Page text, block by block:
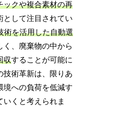
ックや複合素材の再
として注目されてい
術を活用した自動選
く、廃棄物の中から
収することが可能に
技術革新は、限りあ
境への負荷を低減す
いくと考えられま